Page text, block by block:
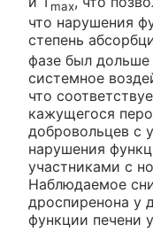
max
что нарушения
степень
фазе был дольше
системное
что
кажущегося
добровольцев с
нарушения
участниками с
Наблюдаемое
дроспиренона у
функции печени